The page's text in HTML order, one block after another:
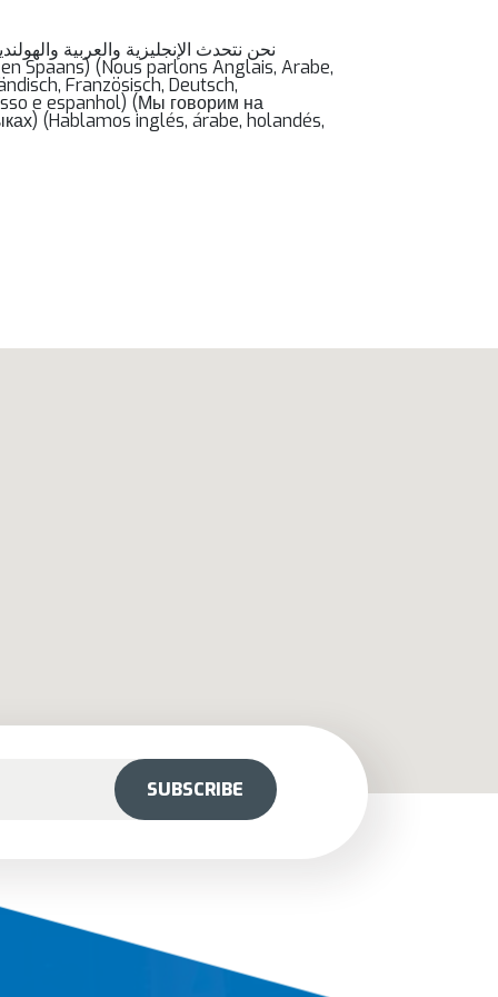
Französisch, Deutsch,
e espanhol) (Мы говорим на
(Hablamos inglés, árabe, holandés,